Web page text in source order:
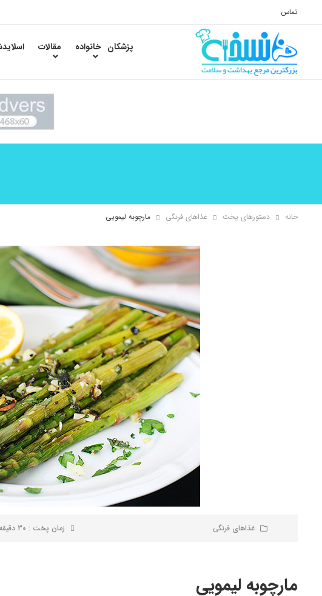
تماس
پزشکان خانواده مقالات
خانه دستورهای پخت غذاهای فرنگی مارچوبه لیمویی
غذاهای فرنگی زمان پخت : 30 دقیقه
مارچوبه لیمویی